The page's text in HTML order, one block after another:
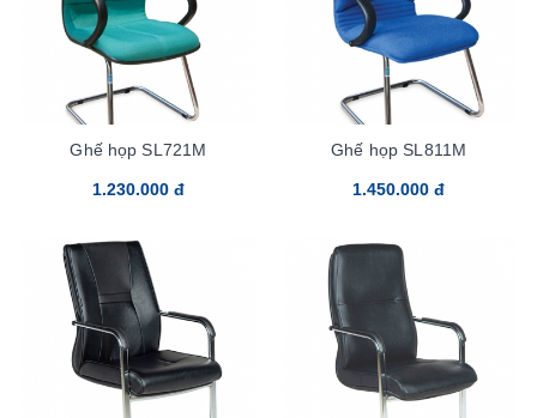
Ghế họp SL721M
1.230.000 đ
Ghế họp SL811M
1.450.000 đ